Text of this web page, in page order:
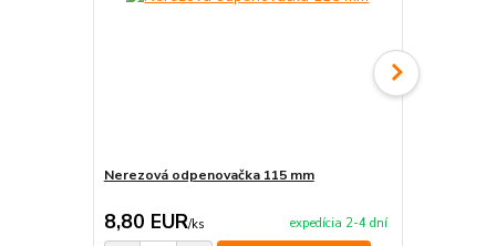
Nerezová odpenovačka 115 mm
8,80 EUR/ks expedícia 2-4 dní